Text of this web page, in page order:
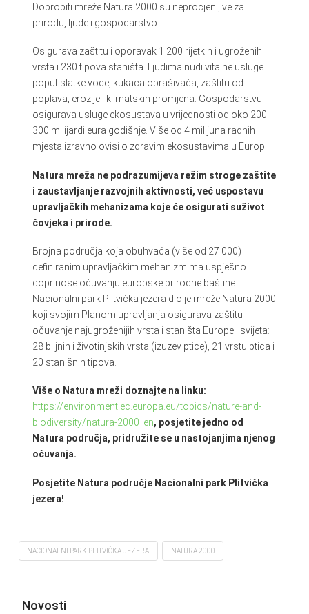
Dobrobiti mreže Natura 2000 su neprocjenljive za
prirodu, ljude i gospodarstvo.
Osigurava zaštitu i oporavak 1 200 rijetkih i ugroženih
vrsta i 230 tipova staništa. Ljudima nudi vitalne usluge
poput slatke vode, kukaca oprašivača, zaštitu od
poplava, erozije i klimatskih promjena. Gospodarstvu
osigurava usluge ekosustava u vrijednosti od oko 200-
300 milijardi eura godišnje. Više od 4 milijuna radnih
mjesta izravno ovisi o zdravim ekosustavima u Europi.
Natura mreža ne podrazumijeva režim stroge zaštite
i zaustavljanje razvojnih aktivnosti, već uspostavu
upravljačkih mehanizama koje će osigurati suživot
čovjeka i prirode.
Brojna područja koja obuhvaća (više od 27 000)
definiranim upravljačkim mehanizmima uspješno
doprinose očuvanju europske prirodne baštine.
Nacionalni park Plitvička jezera dio je mreže Natura 2000
koji svojim Planom upravljanja osigurava zaštitu i
očuvanje najugroženijih vrsta i staništa Europe i svijeta:
28 biljnih i životinjskih vrsta (izuzev ptice), 21 vrstu ptica i
20 stanišnih tipova.
Više o Natura mreži doznajte na linku:
https://environment.ec.europa.eu/topics/nature-and-
biodiversity/natura-2000_en, posjetite jedno od
Natura područja, pridružite se u nastojanjima njenog
očuvanja.
Posjetite Natura područje Nacionalni park Plitvička
jezera!
NACIONALNI PARK PLITVIČKA JEZERA NATURA 2000
Novosti